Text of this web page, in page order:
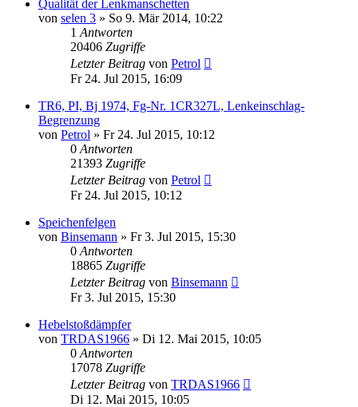
Qualität der Lenkmanschetten
von selen 3 » So 9. Mär 2014, 10:22
1 Antworten
20406 Zugriffe
Letzter Beitrag von Petrol
Fr 24. Jul 2015, 16:09
TR6, PI, Bj 1974, Fg-Nr. 1CR327L, Lenkeinschlag-
Begrenzung
von Petrol » Fr 24. Jul 2015, 10:12
0 Antworten
21393 Zugriffe
Letzter Beitrag von Petrol
Fr 24. Jul 2015, 10:12
Speichenfelgen
von Binsemann » Fr 3. Jul 2015, 15:30
0 Antworten
18865 Zugriffe
Letzter Beitrag von Binsemann
Fr 3. Jul 2015, 15:30
Hebelstoßdämpfer
von TRDAS1966 » Di 12. Mai 2015, 10:05
0 Antworten
17078 Zugriffe
Letzter Beitrag von TRDAS1966
Di 12. Mai 2015, 10:05